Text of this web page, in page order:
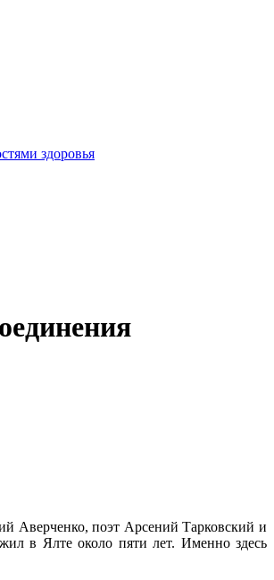
здоровья
Аверченко, поэт Арсений Тарковский и
в Ялте около пяти лет. Именно здесь